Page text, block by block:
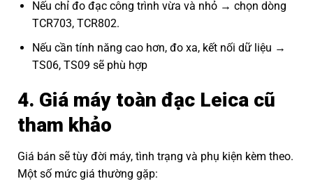
Nếu chỉ đo đạc công trình vừa và nhỏ → chọn dòng
TCR703, TCR802.
Nếu cần tính năng cao hơn, đo xa, kết nối dữ liệu →
TS06, TS09 sẽ phù hợp
4. Giá máy toàn đạc Leica cũ
tham khảo
Giá bán sẽ tùy đời máy, tình trạng và phụ kiện kèm theo.
Một số mức giá thường gặp: